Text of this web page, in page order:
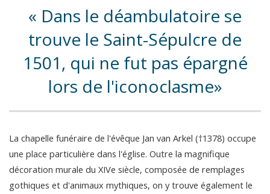
Dans le déambulatoire se
trouve le Saint-Sépulcre de
1501, qui ne fut pas épargné
lors de l'iconoclasme
La chapelle funéraire de l'évêque Jan van Arkel (†1378) occupe
une place particulière dans l'église. Outre la magnifique
décoration murale du XIVe siècle, composée de remplages
gothiques et d'animaux mythiques, on y trouve également le